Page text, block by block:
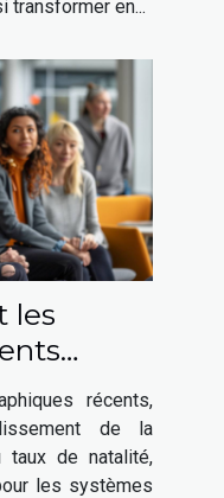
transformer en...
les
récents,
de la
de natalité,
les systèmes